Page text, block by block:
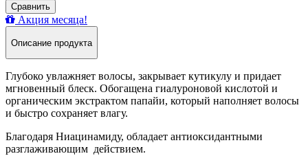
Сравнить
Акция месяца!
Описание продукта
Глубоко увлажняет волосы, закрывает кутикулу и придает
мгновенный блеск. Обогащена гиалуроновой кислотой и
органическим экстрактом папайи, который наполняет волосы
и быстро сохраняет влагу.
Благодаря Ниацинамиду, обладает антиоксидантными
разглаживающим действием.